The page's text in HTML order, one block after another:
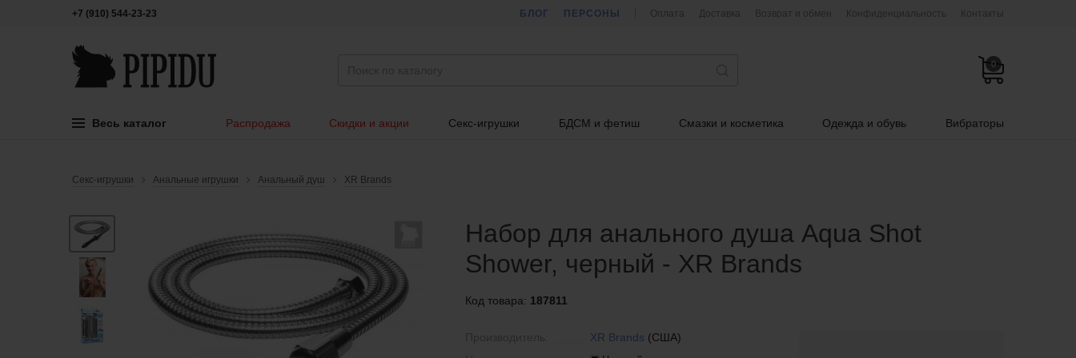
+7 (910) 544-23-23 БЛОГ ПЕРСОНЫ Оплата Доставка Возврат и обмен Конфиденциальность Контакты
0
Весь каталог Распродажа Скидки и акции Секс-игрушки БДСМ и фетиш Смазки и косметика Одежда и обувь Вибраторы
Секс-игрушки Анальные игрушки Анальный душ XR Brands
Набор для анального душа Aqua Shot
Shower, черный - XR Brands
Код товара: 187811
XR Brands (США)